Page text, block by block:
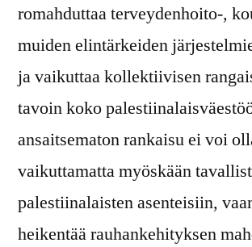
romahduttaa terveydenhoito-,
muiden elintärkeiden
ja vaikuttaa kollektiivisen
tavoin koko
ansaitsematon rankaisu ei voi
vaikuttamatta myöskään
palestiinalaisten asenteisiin,
heikentää rauhankehityksen